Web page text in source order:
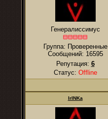
Генералиссимус
Группа: Проверенные
Сообщений: 16595
Репутация: 6
Статус: Offline
IrINKa